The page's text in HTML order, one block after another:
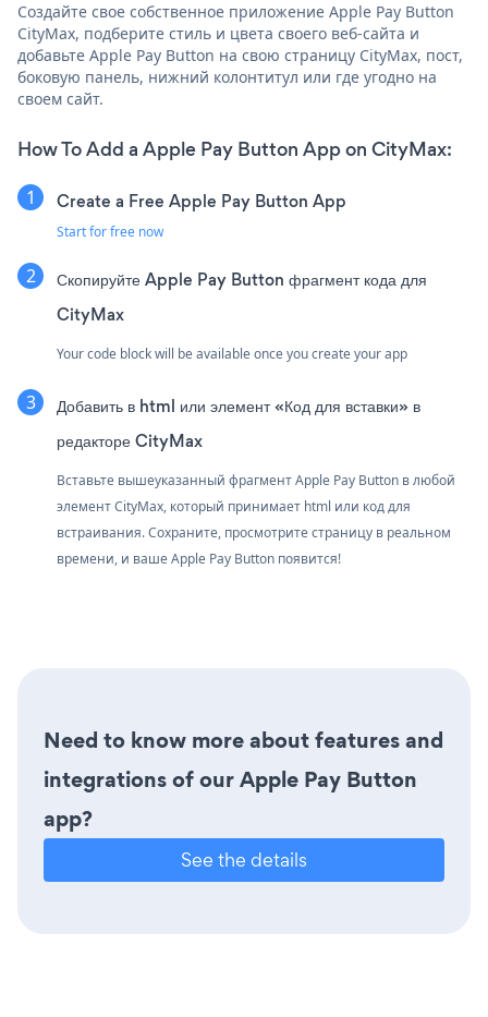
Создайте свое собственное приложение Apple Pay Button
CityMax, подберите стиль и цвета своего веб-сайта и
добавьте Apple Pay Button на свою страницу CityMax, пост,
боковую панель, нижний колонтитул или где угодно на
своем сайт.
How To Add a Apple Pay Button App on CityMax:
Create a Free Apple Pay Button App
Start for free now
Скопируйте Apple Pay Button фрагмент кода для
CityMax
Your code block will be available once you create your app
Добавить в html или элемент «Код для вставки» в
редакторе CityMax
Вставьте вышеуказанный фрагмент Apple Pay Button в любой
элемент CityMax, который принимает html или код для
встраивания. Сохраните, просмотрите страницу в реальном
времени, и ваше Apple Pay Button появится!
Need to know more about features and
integrations of our Apple Pay Button
app?
See the details